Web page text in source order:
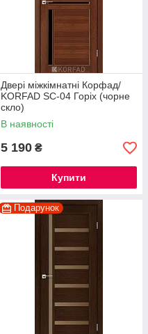
Двері міжкімнатні Корфад/
KORFAD SC-04 Горіх (чорне
скло)
В наявності
5 190 ₴
Купити
Подарунок